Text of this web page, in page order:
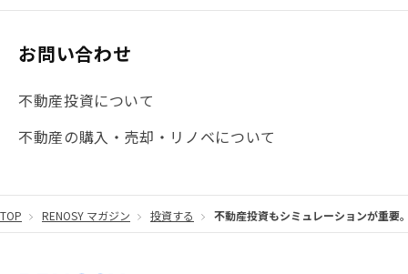
#JR湘南新宿ライン
#20代 #都営浅草線
#東急東横線
#都営大江戸線
#都営三田線 #不労所得
お問い合わせ
不動産投資について
不動産の購入・売却・リノベについて
TOP RENOSY マガジン 投資する 不動産投資もシミュレーションが重要